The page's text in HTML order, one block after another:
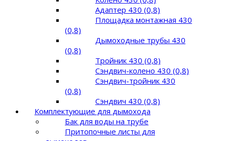
Адаптер 430 (0,8)
Площадка монтажная 430
(0,8)
Дымоходные трубы 430
(0,8)
Тройник 430 (0,8)
Сэндвич-колено 430 (0,8)
Сэндвич-тройник 430
(0,8)
Сэндвич 430 (0,8)
Комплектующие для дымохода
Бак для воды на трубе
Притопочные листы для